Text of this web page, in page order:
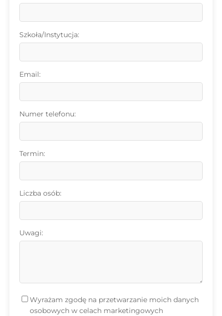
Szkoła/Instytucja:
Email:
Numer telefonu:
Termin:
Liczba osób:
Uwagi:
Wyrażam zgodę na przetwarzanie moich danych
osobowych w celach marketingowych